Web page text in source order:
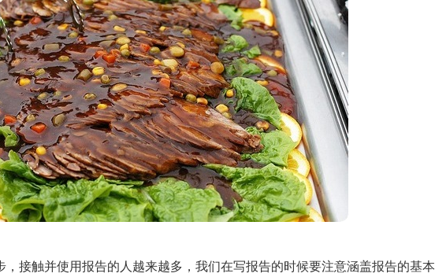
，接触并使用报告的人越来越多，我们在写报告的时候要注意涵盖报告的基本